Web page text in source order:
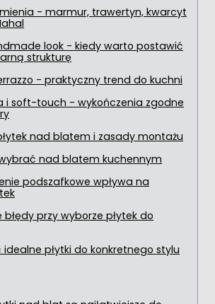
- marmur, trawertyn, kwarcyt
look - kiedy warto postawić
strukturę
- praktyczny trend do kuchni
i soft-touch - wykończenia zgodne
nad blatem i zasady montażu
nad blatem kuchennym
podszafkowe wpływa na
błędy przy wyborze płytek do
płytki do konkretnego stylu